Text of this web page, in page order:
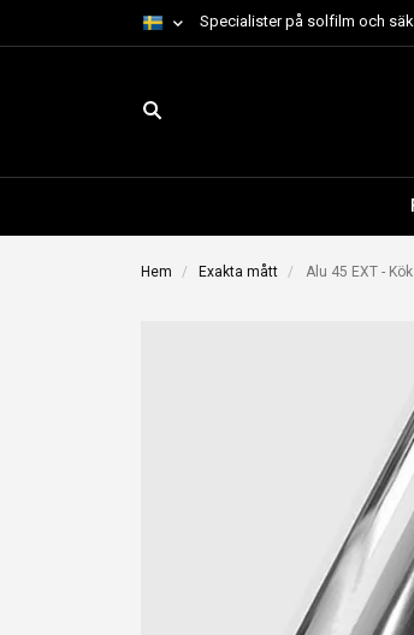
Specialister på solfilm och
Hem Exakta mått Alu 45 EXT -